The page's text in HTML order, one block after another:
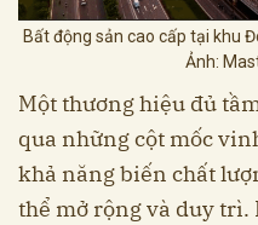
Bất động sản cao cấp tại khu
Ảnh:
Một thương hiệu đủ
qua những cột mốc
khả năng biến chất
thể mở rộng và duy trì.